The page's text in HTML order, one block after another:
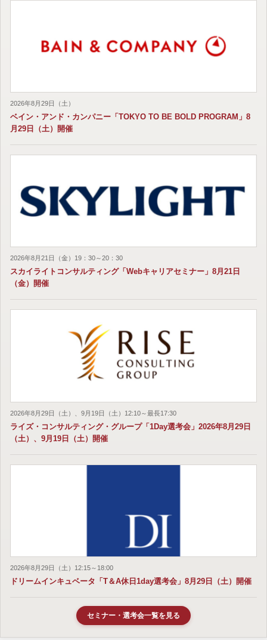
2026年8月29日（土）
ベイン・アンド・カンパニー「TOKYO TO BE BOLD PROGRAM」8
月29日（土）開催
2026年8月21日（金）19：30～20：30
スカイライトコンサルティング「Webキャリアセミナー」8月21日
（金）開催
2026年8月29日（土）、9月19日（土）12:10～最長17:30
ライズ・コンサルティング・グループ「1Day選考会」2026年8月29日
（土）、9月19日（土）開催
2026年8月29日（土）12:15～18:00
ドリームインキュベータ「T＆A休日1day選考会」8月29日（土）開催
セミナー・選考会一覧を見る